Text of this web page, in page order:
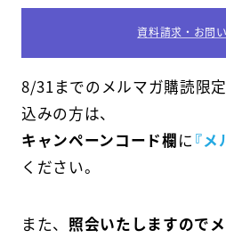
受講の流れ
ニュース
資料請求／
資料請求・お問
8/31までのメルマガ購読限
込みの方は、
キャンペーンコード欄に 『メ
ください。
また、 照会いたしますので